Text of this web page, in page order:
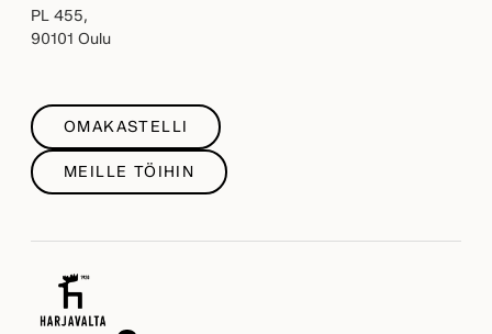
PL 455,
90101 Oulu
OMAKASTELLI
MEILLE TÖIHIN